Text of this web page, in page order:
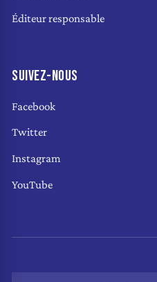
Éditeur responsable
SUIVEZ-NOUS
Facebook
Twitter
Instagram
YouTube